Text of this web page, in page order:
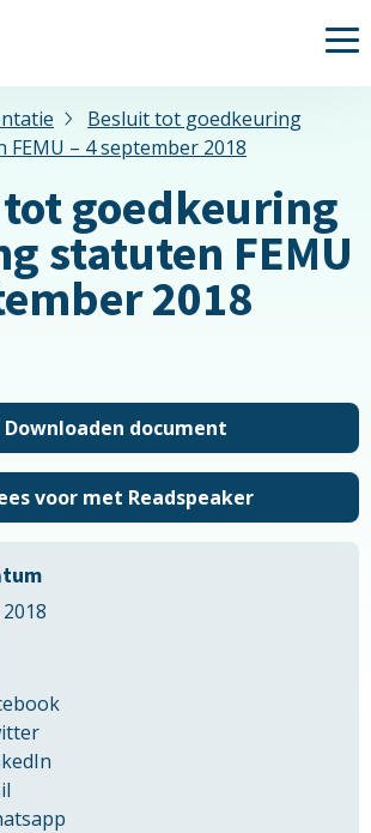
Besluit tot goedkeuring
– 4 september 2018
goedkeuring
statuten FEMU
2018
Downloaden document
voor met Readspeaker
Delen
Delen
via
LinkedIn
via